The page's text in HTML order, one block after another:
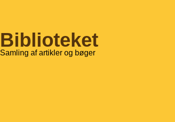
Biblioteket
Samling af artikler og bøger